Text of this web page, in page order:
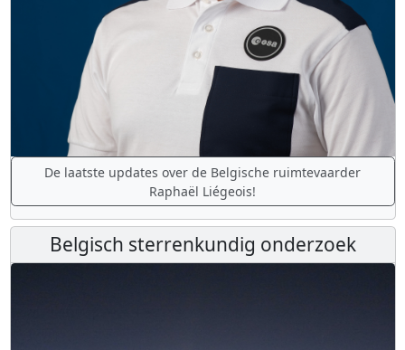
De laatste updates over de Belgische ruimtevaarder
Raphaël Liégeois!
Belgisch sterrenkundig onderzoek